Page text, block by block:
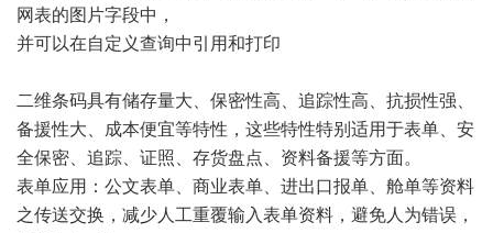
网表的图片字段中，
并可以在自定义查询中引用和打印
二维条码具有储存量大、保密性高、追踪性高、抗损性强、
备援性大、成本便宜等特性，这些特性特别适用于表单、安
全保密、追踪、证照、存货盘点、资料备援等方面。
表单应用：公文表单、商业表单、进出口报单、舱单等资料
之传送交换，减少人工重覆输入表单资料，避免人为错误，